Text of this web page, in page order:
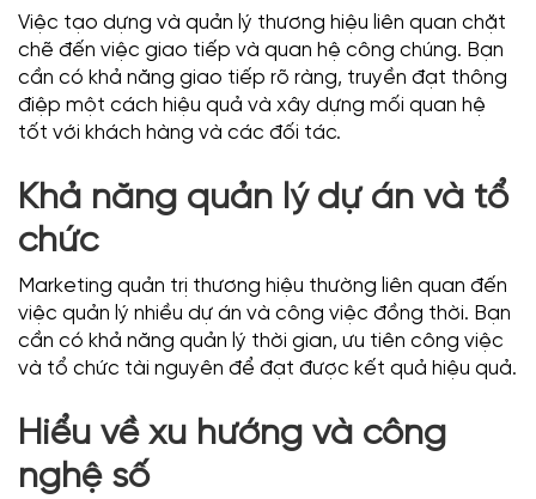
Việc tạo dựng và quản lý thương hiệu liên quan chặt
chẽ đến việc giao tiếp và quan hệ công chúng. Bạn
cần có khả năng giao tiếp rõ ràng, truyền đạt thông
điệp một cách hiệu quả và xây dựng mối quan hệ
tốt với khách hàng và các đối tác.
Khả năng quản lý dự án và tổ
chức
Marketing quản trị thương hiệu thường liên quan đến
việc quản lý nhiều dự án và công việc đồng thời. Bạn
cần có khả năng quản lý thời gian, ưu tiên công việc
và tổ chức tài nguyên để đạt được kết quả hiệu quả.
Hiểu về xu hướng và công
nghệ số